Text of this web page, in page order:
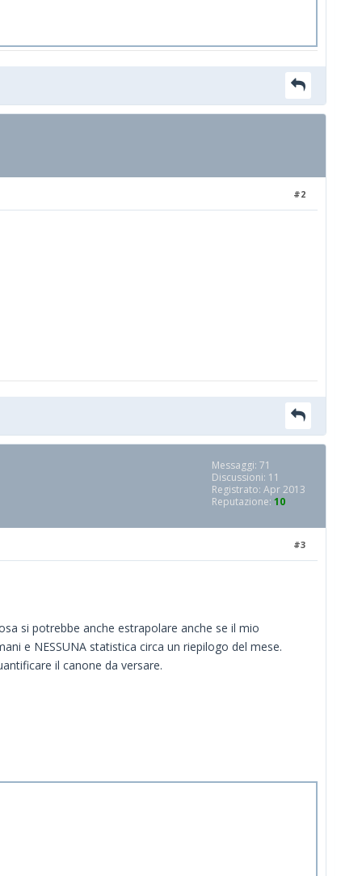
#2
Messaggi: 71
Discussioni: 11
Registrato: Apr 2013
Reputazione: 10
#3
si potrebbe anche estrapolare anche se il mio
e NESSUNA statistica circa un riepilogo del mese.
il canone da versare.